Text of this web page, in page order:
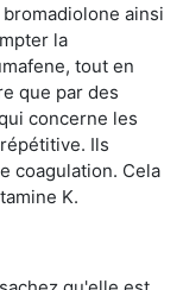
ainsi
la
tout en
que par des
concerne les
Ils
coagulation. Cela
K.